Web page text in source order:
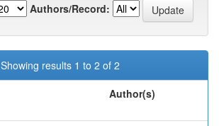
Authors/Record:
Showing results 1 to 2 of 2
Author(s)